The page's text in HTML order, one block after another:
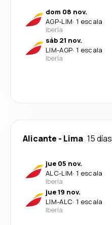
dom 08 nov.
AGP-LIM· 1 escala
Iberia
sáb 21 nov.
LIM-AGP· 1 escala
Iberia
Alicante - Lima 15 días
jue 05 nov.
ALC-LIM· 1 escala
Iberia
jue 19 nov.
LIM-ALC· 1 escala
Iberia